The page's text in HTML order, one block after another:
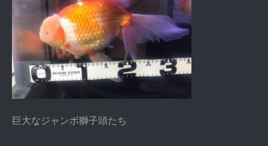
巨大なジャンボ獅子頭たち